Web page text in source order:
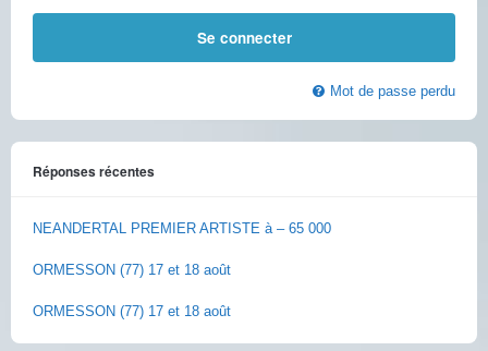
Mot de passe perdu
Réponses récentes
NEANDERTAL PREMIER ARTISTE à – 65 000
ORMESSON (77) 17 et 18 août
ORMESSON (77) 17 et 18 août